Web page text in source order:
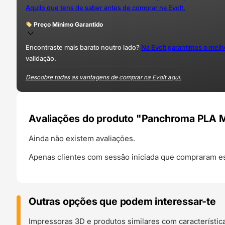
Aquilo que tens de saber antes de comprar na Evolt.
Preço Mínimo Garantido
Encontraste mais barato noutro lado? Na Evolt garantimos o
validação.
Descobre todas as vantagens de comprar na Evolt aqui.
Avaliações do produto "Panchroma PLA
Ainda não existem avaliações.
Apenas clientes com sessão iniciada que compraram
Outras opções que podem interessar-te
Impressoras 3D e produtos similares com